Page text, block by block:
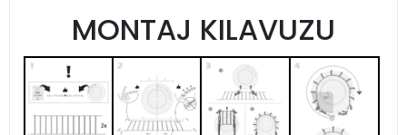
MONTAJ KILAVUZU